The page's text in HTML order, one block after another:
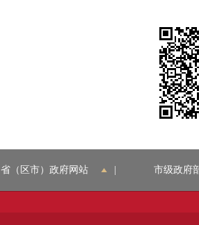
省（区市）政府网站 市级政府